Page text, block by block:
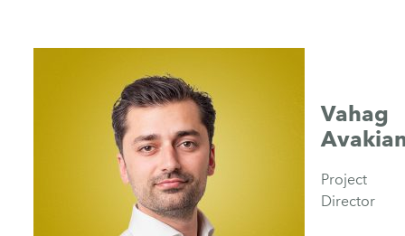
Vahag
Project
Director